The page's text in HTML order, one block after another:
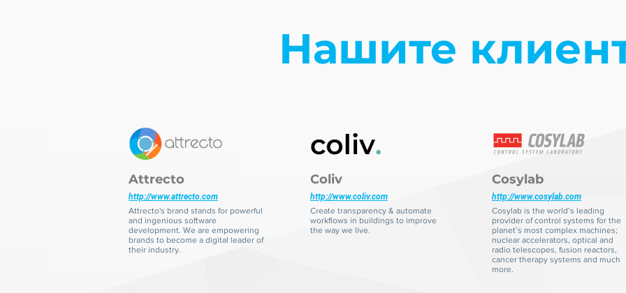
Нашите
Attrecto
http://www.attrecto.com
Attrecto's brand stands for powerful
and ingenious software
development. We are empowering
brands to become a digital leader of
their industry.
Coliv
http://www.coliv.com
Create transparency & automate
workflows in buildings to improve
the way we live.
Cosylab
http://www.cosylab.com
Cosylab is the world’s leading
provider of control systems for the
planet’s most complex machines;
nuclear accelerators, optical and
radio telescopes, fusion reactors,
cancer therapy systems and much
more.